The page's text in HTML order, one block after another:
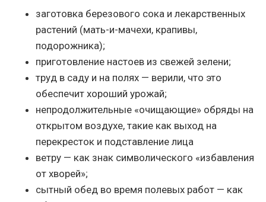
заготовка березового сока и лекарственных
растений (мать-и-мачехи, крапивы,
подорожника);
приготовление настоев из свежей зелени;
труд в саду и на полях — верили, что это
обеспечит хороший урожай;
непродолжительные «очищающие» обряды на
открытом воздухе, такие как выход на
перекресток и подставление лица
ветру — как знак символического «избавления
от хворей»;
сытный обед во время полевых работ — как